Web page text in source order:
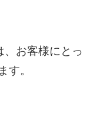
、お客様にとっ
す。